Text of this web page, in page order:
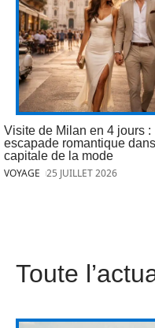
Visite de Milan en 4 jours :
escapade romantique
capitale de la mode
VOYAGE 25 JUILLET 2026
Toute